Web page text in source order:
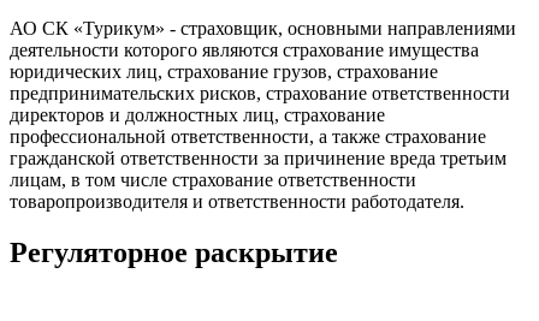
АО СК «Турикум» - страховщик, основными направлениями
деятельности которого являются страхование имущества
юридических лиц, страхование грузов, страхование
предпринимательских рисков, страхование ответственности
директоров и должностных лиц, страхование
профессиональной ответственности, а также страхование
гражданской ответственности за причинение вреда третьим
лицам, в том числе страхование ответственности
товаропроизводителя и ответственности работодателя.
Регуляторное раскрытие